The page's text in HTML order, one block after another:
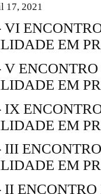
17, 2021
VI
EM
V
EM
IX
EM
III
EM
II ENCONTRO